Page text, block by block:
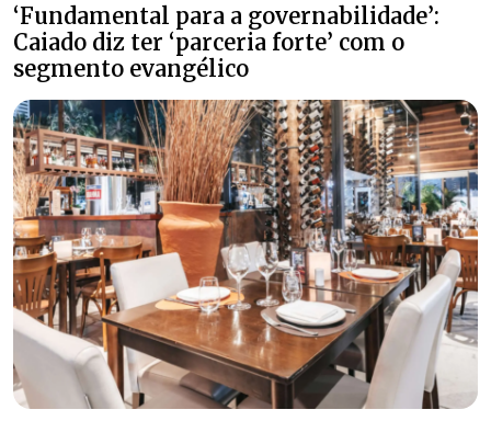
‘Fundamental para a governabilidade’:
Caiado diz ter ‘parceria forte’ com o
segmento evangélico